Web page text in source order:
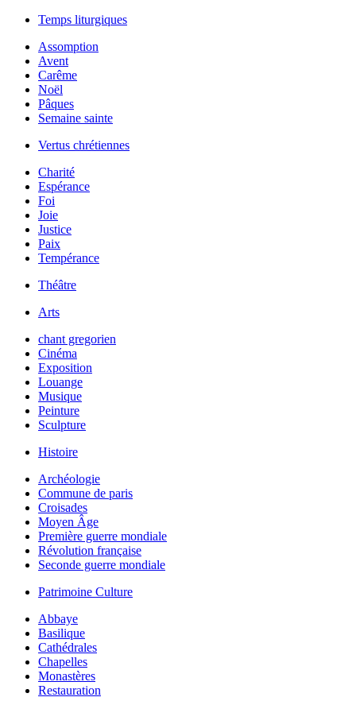
Temps liturgiques
Assomption
Avent
Carême
Noël
Pâques
Semaine sainte
Vertus chrétiennes
Charité
Espérance
Foi
Joie
Justice
Paix
Tempérance
Théâtre
Arts
chant gregorien
Cinéma
Exposition
Louange
Musique
Peinture
Sculpture
Histoire
Archéologie
Commune de paris
Croisades
Moyen Âge
Première guerre mondiale
Révolution française
Seconde guerre mondiale
Patrimoine Culture
Abbaye
Basilique
Cathédrales
Chapelles
Monastères
Restauration